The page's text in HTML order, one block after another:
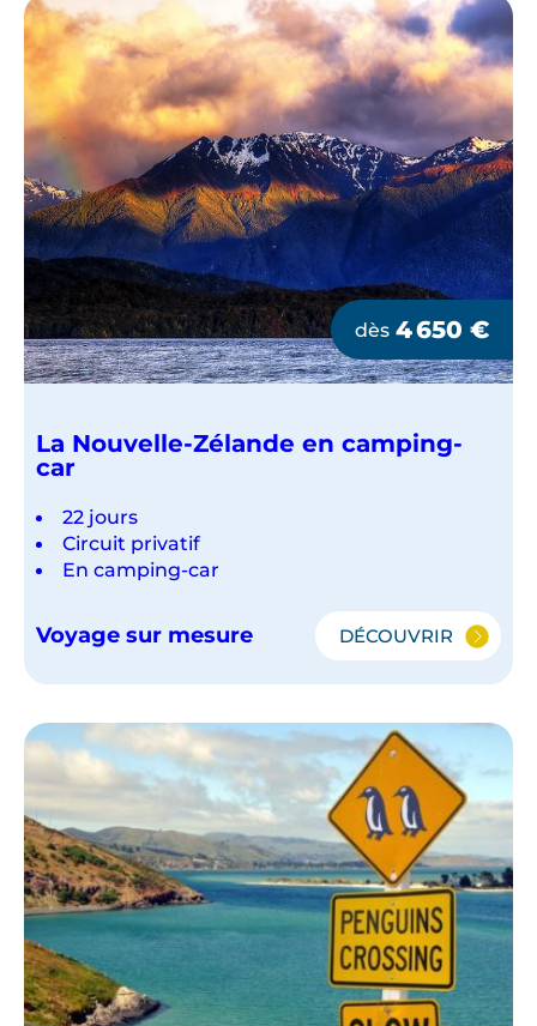
dès 4 650 €
La Nouvelle-Zélande en camping-
car
22 jours
Circuit privatif
En camping-car
Voyage sur mesure DÉCOUVRIR
LA
EN
CAMPING-
CAR